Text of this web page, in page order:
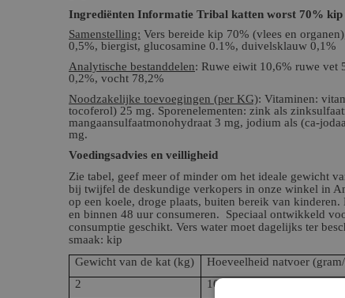
Ingrediënten Informatie Tribal katten worst 70% kip
Samenstelling: Vers bereide kip 70% (vlees en
0,5%, biergist, glucosamine 0.1%, duivelsklauw 0,1%
Analytische bestanddelen: Ruwe eiwit 10,6% ruwe vet
0,2%, vocht 78,2%
Noodzakelijke toevoegingen (per KG): Vitaminen:
tocoferol) 25 mg. Sporenelementen: zink als
mangaansulfaatmonohydraat 3 mg, jodium als (ca-
mg.
Voedingsadvies en veilligheid
Zie tabel, geef meer of minder om het ideale gewicht
bij twijfel de deskundige verkopers in onze winkel in
op een koele, droge plaats, buiten bereik van
en binnen 48 uur consumeren. Speciaal ontwikkeld
consumptie geschikt. Vers water moet dagelijks ter
smaak: kip
Gewicht van de kat (kg)
Hoeveelheid natvoer
2
100 – 140